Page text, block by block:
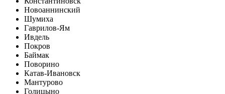
Новоаннинский
Шумиха
Гаврилов-Ям
Ивдель
Покров
Баймак
Поворино
Катав-Ивановск
Мантурово
Голицыно